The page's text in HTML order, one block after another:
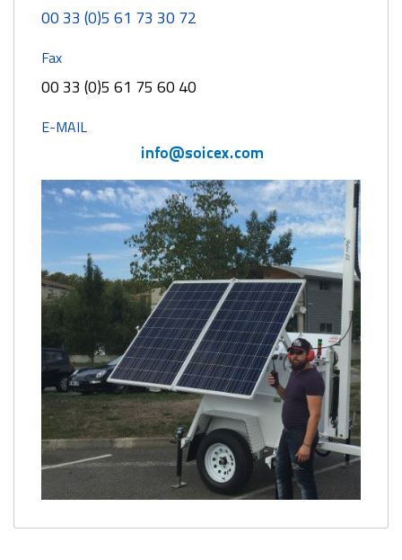
00 33 (0)5 61 73 30 72
Fax
00 33 (0)5 61 75 60 40
E-MAIL